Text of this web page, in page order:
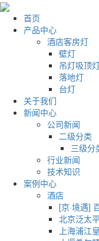
首页
产品中心
酒店客房灯
壁灯
吊灯吸顶
落地灯
台灯
关于我们
新闻中心
公司新闻
二级分类
三级分
行业新闻
技术知识
案例中心
酒店
[京·境遇]
北京泛太
上海浦江